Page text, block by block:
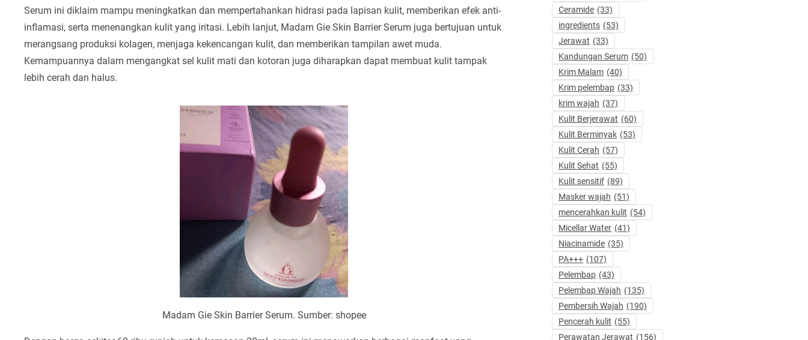
Serum ini diklaim mampu meningkatkan dan mempertahankan hidrasi pada lapisan kulit, memberikan efek anti-
inflamasi, serta menenangkan kulit yang iritasi. Lebih lanjut, Madam Gie Skin Barrier Serum juga bertujuan untuk
merangsang produksi kolagen, menjaga kekencangan kulit, dan memberikan tampilan awet muda.
Kemampuannya dalam mengangkat sel kulit mati dan kotoran juga diharapkan dapat membuat kulit tampak
lebih cerah dan halus.
Madam Gie Skin Barrier Serum. Sumber: shopee
Ceramide (33)
ingredients (53)
Jerawat (33)
Kandungan Serum (50)
Krim Malam (40)
Krim pelembap (33)
krim wajah (37)
Kulit Berjerawat (60)
Kulit Berminyak (53)
Kulit Cerah (57)
Kulit Sehat (55)
Kulit sensitif (89)
Masker wajah (51)
mencerahkan kulit (54)
Micellar Water (41)
Niacinamide (35)
PA+++ (107)
Pelembap (43)
Pelembap Wajah (135)
Pembersih Wajah (190)
Pencerah kulit (55)
Perawatan Jerawat (156)